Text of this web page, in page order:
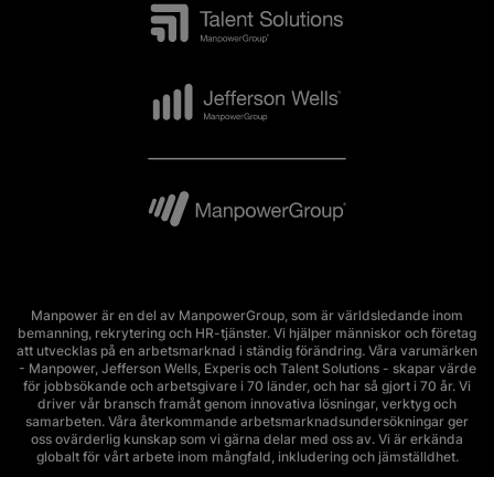
Manpower är en del av ManpowerGroup, som är världsledande inom
bemanning, rekrytering och HR-tjänster. Vi hjälper människor och företag
att utvecklas på en arbetsmarknad i ständig förändring. Våra varumärken
- Manpower, Jefferson Wells, Experis och Talent Solutions - skapar värde
för jobbsökande och arbetsgivare i 70 länder, och har så gjort i 70 år. Vi
driver vår bransch framåt genom innovativa lösningar, verktyg och
samarbeten. Våra återkommande arbetsmarknadsundersökningar ger
oss ovärderlig kunskap som vi gärna delar med oss av. Vi är erkända
globalt för vårt arbete inom mångfald, inkludering och jämställdhet.